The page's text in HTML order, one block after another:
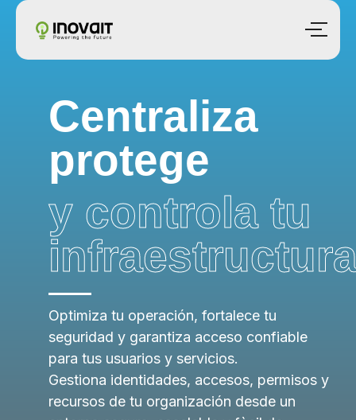
Centraliza
protege
y controla tu
Optimiza tu operación, fortalece tu
seguridad y garantiza acceso confiable
para tus usuarios y servicios.
Gestiona identidades, accesos, permisos y
recursos de tu organización desde un